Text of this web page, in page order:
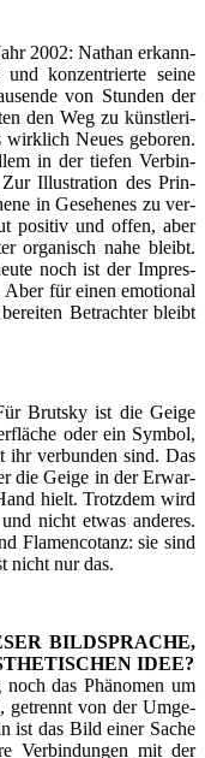
2002: Nathan erkann­
kon­zen­trier­te sei­ne
von Stun­den der
den Weg zu künst­le­ri­
Neu­es gebo­ren.
in der tie­fen Ver­bin­
Zur Illus­tra­ti­on des Prin­
in Gese­he­nes zu ver­
posi­tiv und offen, aber
orga­nisch nahe bleibt.
noch ist der Impres­
Aber für einen emo­tio­nal
Betrach­ter bleibt
Brut­s­ky ist die Gei­ge
oder ein Sym­bol,
ihr ver­bun­den sind. Das
die Gei­ge in der Erwar­
hielt. Trotz­dem wird
nicht etwas ande­res.
Fla­men­co­tanz: sie sind
nicht nur das.
BILDSPRACHE,
IDEE?
das Phä­no­men um
getrennt von der Umge­
ist das Bild einer Sache
Ver­bin­dun­gen mit der